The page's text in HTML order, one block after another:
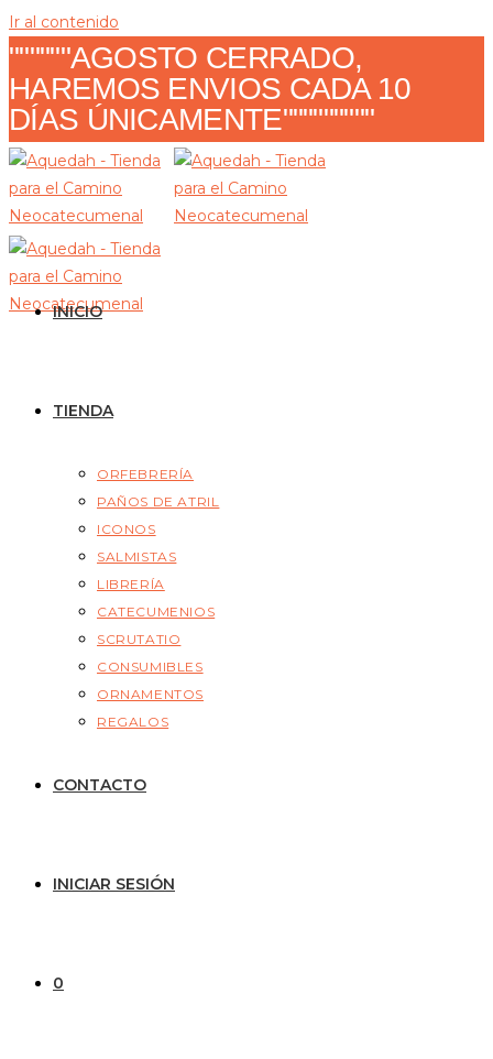
Ir al contenido
""""""AGOSTO CERRADO,
HAREMOS ENVIOS CADA 10
DÍAS ÚNICAMENTE"""""""""
INICIO
TIENDA
ORFEBRERÍA
PAÑOS DE ATRIL
ICONOS
SALMISTAS
LIBRERÍA
CATECUMENIOS
SCRUTATIO
CONSUMIBLES
ORNAMENTOS
REGALOS
CONTACTO
INICIAR SESIÓN
0